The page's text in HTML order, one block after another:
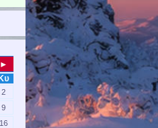
►
Κυ
2
9
16